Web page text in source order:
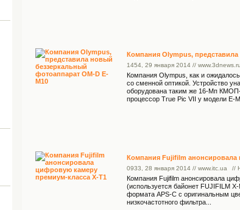
Компания Olympus,
1454 , 29 января 2014 // www.3dnews.ru
Компания Olympus, как и
со сменной оптикой. Устройство
оборудована таким же 16-Мп
процессор True Pic VII у модели E-
Компания Fujifilm анонсировала
0933 , 28 января 2014 // www.itc.ua //
Компания Fujifilm анонсировала
(используется байонет FUJIFILM
формата APS-C с оригинальным
низкочастотного фильтра...